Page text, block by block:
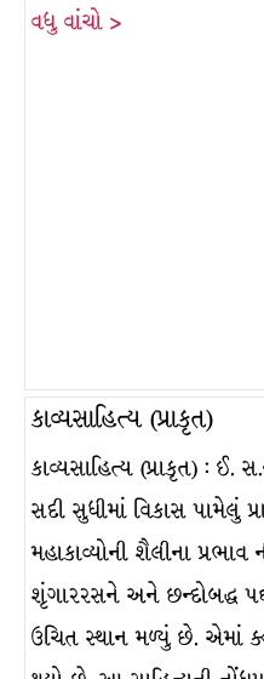
વધુ વાંચો >
કાવ્યસાહિત્ય (પ્રાકૃત)
કાવ્યસાહિત્ય (પ્રાકૃત) : ઈ.
સદી સુધીમાં વિકાસ પામેલું
મહાકાવ્યોની શૈલીના
શૃંગારરસને અને છન્દોબદ્ધ
ઉચિત સ્થાન મળ્યું છે. એમાં